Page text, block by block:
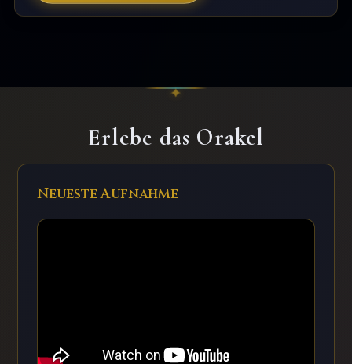
Erlebe das Orakel
Neueste Aufnahme